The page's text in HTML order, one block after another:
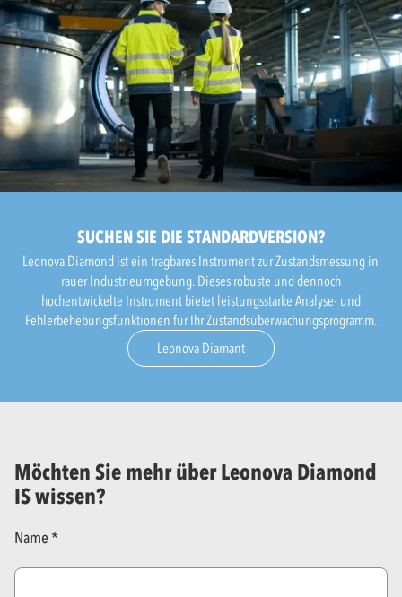
SUCHEN SIE DIE STANDARDVERSION?
Leonova Diamond ist ein tragbares Instrument zur Zustandsmessung in
rauer Industrieumgebung. Dieses robuste und dennoch
hochentwickelte Instrument bietet leistungsstarke Analyse- und
Fehlerbehebungsfunktionen für Ihr Zustandsüberwachungsprogramm.
Leonova Diamant
Möchten Sie mehr über Leonova Diamond
IS wissen?
Name